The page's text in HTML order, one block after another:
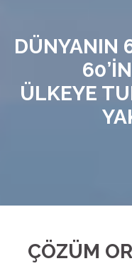
DÜNYANIN
ÜLKEYE
ÇÖZÜM